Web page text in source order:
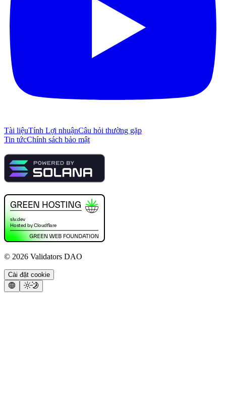
Tài liệuTính Lợi nhuậnCâu hỏi thường gặp
Tin tứcChính sách bảo mật
© 2026 Validators DAO
Cài đặt cookie